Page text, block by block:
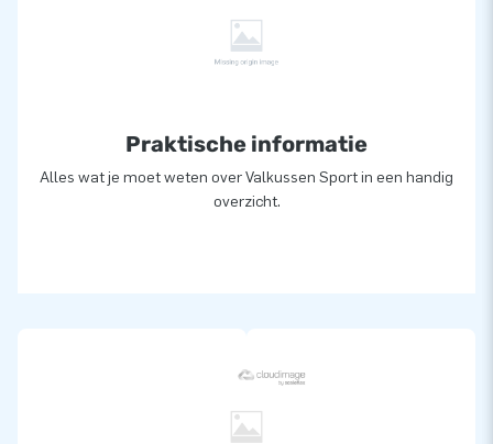
Praktische informatie
Alles wat je moet weten over Valkussen Sport in een handig
overzicht.